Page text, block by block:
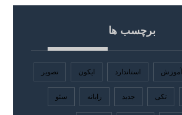
برچسب ها
آموزش استاندارد ایکون تصویر
تکی جدید رایانه سئو